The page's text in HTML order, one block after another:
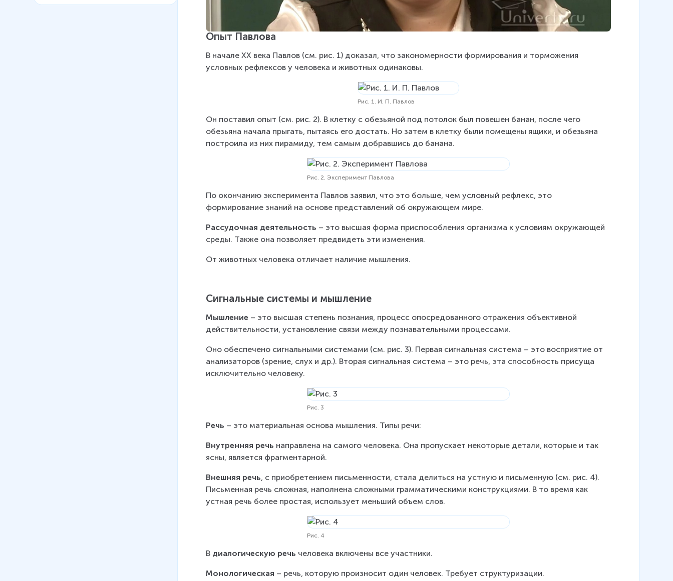
нервной деятельности
Опыт Павлова
В начале XX века Павлов (см. рис. 1) доказал, что закономерности формирования и торможения
условных рефлексов у человека и животных одинаковы.
Рис. 1. И. П. Павлов
Он поставил опыт (см. рис. 2). В клетку с обезьяной под потолок был повешен банан, после чего
обезьяна начала прыгать, пытаясь его достать. Но затем в клетку были помещены ящики, и обезьяна
построила из них пирамиду, тем самым добравшись до банана.
Рис. 2. Эксперимент Павлова
По окончанию эксперимента Павлов заявил, что это больше, чем условный рефлекс, это
формирование знаний на основе представлений об окружающем мире.
Рассудочная деятельность – это высшая форма приспособления организма к условиям окружающей
среды. Также она позволяет предвидеть эти изменения.
От животных человека отличает наличие мышления.
Сигнальные системы и мышление
Мышление – это высшая степень познания, процесс опосредованного отражения объективной
действительности, установление связи между познавательными процессами.
Оно обеспечено сигнальными системами (см. рис. 3). Первая сигнальная система – это восприятие от
анализаторов (зрение, слух и др.). Вторая сигнальная система – это речь, эта способность присуща
исключительно человеку.
Рис. 3
Речь – это материальная основа мышления. Типы речи:
Внутренняя речь направлена на самого человека. Она пропускает некоторые детали, которые и так
ясны, является фрагментарной.
Внешняя речь, с приобретением письменности, стала делиться на устную и письменную (см. рис. 4).
Письменная речь сложная, наполнена сложными грамматическими конструкциями. В то время как
устная речь более простая, использует меньший объем слов.
Рис. 4
В диалогическую речь человека включены все участники.
Монологическая – речь, которую произносит один человек. Требует структуризации.